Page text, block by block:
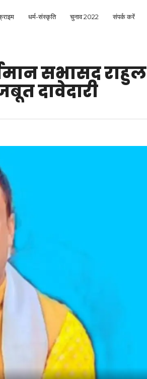
धर्म-संस्कृति चुनाव 2022 संपर्क करें
सभासद राहुल
दावेदारी